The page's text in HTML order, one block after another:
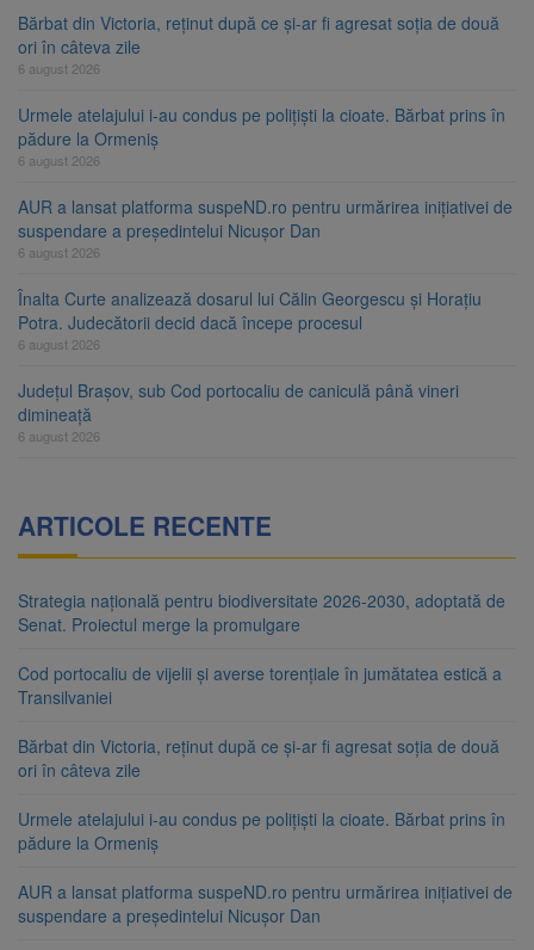
Bărbat din Victoria, reținut după ce și-ar fi agresat soția de două
ori în câteva zile
6 august 2026
Urmele atelajului i-au condus pe polițiști la cioate. Bărbat prins în
pădure la Ormeniș
6 august 2026
AUR a lansat platforma suspeND.ro pentru urmărirea inițiativei de
suspendare a președintelui Nicușor Dan
6 august 2026
Înalta Curte analizează dosarul lui Călin Georgescu și Horațiu
Potra. Judecătorii decid dacă începe procesul
6 august 2026
Județul Brașov, sub Cod portocaliu de caniculă până vineri
dimineață
6 august 2026
ARTICOLE RECENTE
Strategia națională pentru biodiversitate 2026-2030, adoptată de
Senat. Proiectul merge la promulgare
Cod portocaliu de vijelii și averse torențiale în jumătatea estică a
Transilvaniei
Bărbat din Victoria, reținut după ce și-ar fi agresat soția de două
ori în câteva zile
Urmele atelajului i-au condus pe polițiști la cioate. Bărbat prins în
pădure la Ormeniș
AUR a lansat platforma suspeND.ro pentru urmărirea inițiativei de
suspendare a președintelui Nicușor Dan